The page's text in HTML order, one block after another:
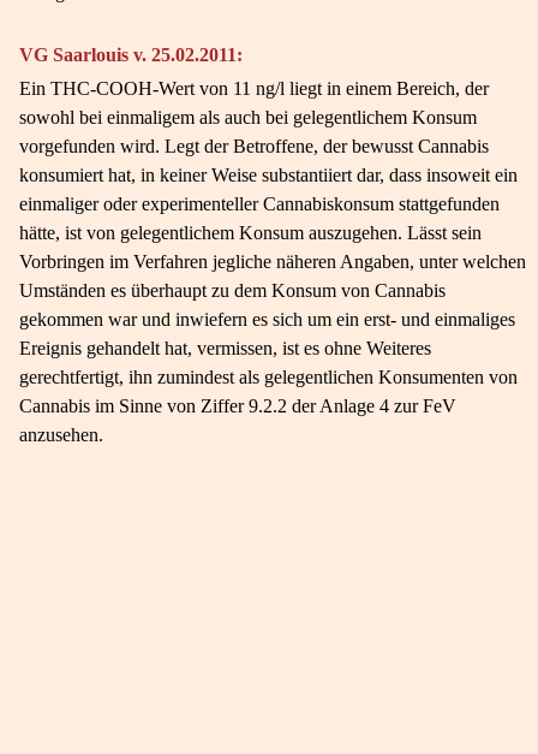
VG Saarlouis v. 25.02.2011:
Ein THC-COOH-Wert von 11 ng/l liegt in einem Bereich, der
sowohl bei einmaligem als auch bei gelegentlichem Konsum
vorgefunden wird. Legt der Betroffene, der bewusst Cannabis
konsumiert hat, in keiner Weise substantiiert dar, dass insoweit ein
einmaliger oder experimenteller Cannabiskonsum stattgefunden
hätte, ist von gelegentlichem Konsum auszugehen. Lässt sein
Vorbringen im Verfahren jegliche näheren Angaben, unter welchen
Umständen es überhaupt zu dem Konsum von Cannabis
gekommen war und inwiefern es sich um ein erst- und einmaliges
Ereignis gehandelt hat, vermissen, ist es ohne Weiteres
gerechtfertigt, ihn zumindest als gelegentlichen Konsumenten von
Cannabis im Sinne von Ziffer 9.2.2 der Anlage 4 zur FeV
anzusehen.